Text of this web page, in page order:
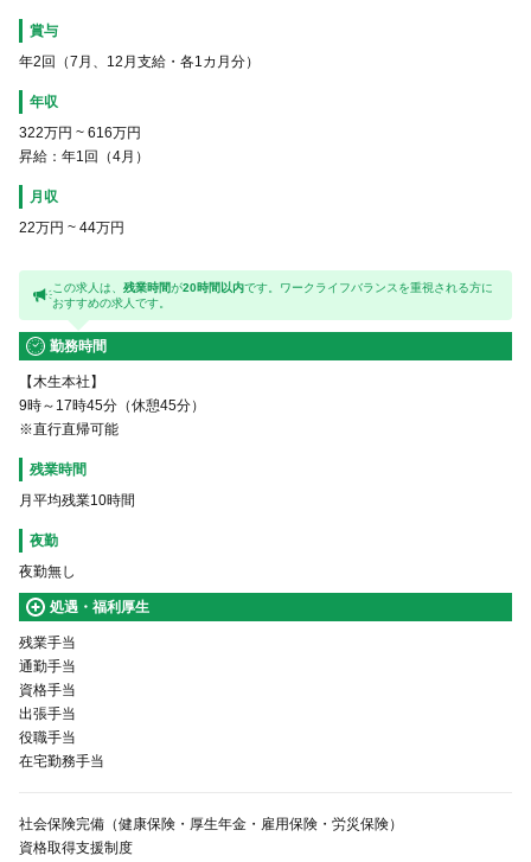
賞与
年2回（7月、12月支給・各1カ月分）
年収
322万円 ~ 616万円
昇給：年1回（4月）
月収
22万円 ~ 44万円
この求人は、 残業時間が20時間以内です。ワークライフバランスを重視される方に
おすすめの求人です。
勤務時間
【木生本社】
9時～17時45分（休憩45分）
※直行直帰可能
残業時間
月平均残業10時間
夜勤
夜勤無し
処遇・福利厚生
残業手当
通勤手当
資格手当
出張手当
役職手当
在宅勤務手当
資格取得支援制度